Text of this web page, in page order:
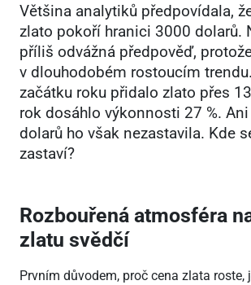
Většina analytiků předpovídala,
zlato pokoří hranici 3000 dolarů.
příliš odvážná předpověď,
v dlouhodobém rostoucím
začátku roku přidalo zlato přes
rok dosáhlo výkonnosti 27 %.
dolarů ho však nezastavila. Kde
zastaví?
Rozbouřená atmosféra
zlatu svědčí
Prvním důvodem, proč cena zlata roste,